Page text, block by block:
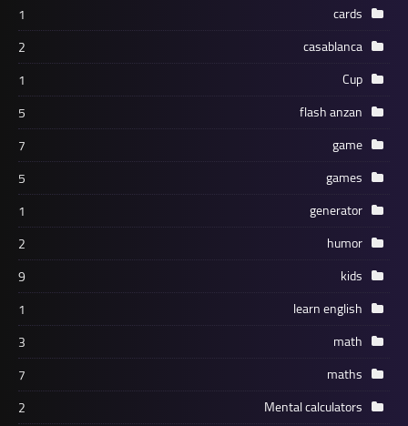
cards
1
casablanca
2
Cup
1
flash anzan
5
game
7
games
5
generator
1
humor
2
kids
9
learn english
1
math
3
maths
7
Mental calculators
2